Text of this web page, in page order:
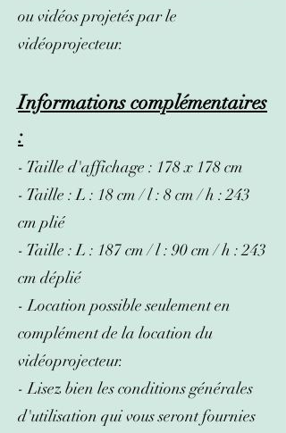
ou vidéos projetés par le
vidéoprojecteur.
Informations complémentaires
:
- Taille d'affichage : 178 x 178 cm
- Taille : L : 18cm / l : 8 cm / h : 243
cm plié
- Taille : L : 187cm / l : 90 cm / h : 243
cm déplié
- Location possible seulement en
complément de la location du
vidéoprojecteur.
- Lisez bien les conditions générales
d'utilisation qui vous seront fournies